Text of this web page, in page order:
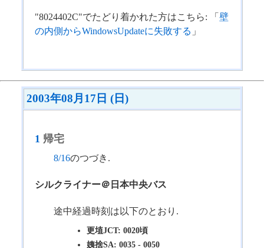
"8024402C"でたどり着かれた方はこちら: 「 壁
の内側からWindowsUpdateに失敗する 」
2003年08月17日 (日)
1 帰宅
8/16のつづき.
シルクライナー＠日本中央バス
途中経過時刻は以下のとおり.
更埴JCT: 0020頃
姨捨SA: 0035 - 0050